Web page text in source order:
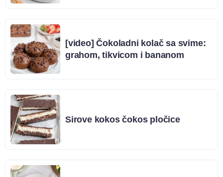
[video] Čokoladni kolač sa svime:
grahom, tikvicom i bananom
Sirove kokos čokos pločice